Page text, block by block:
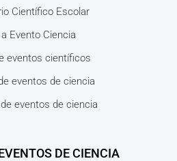
Científico Escolar
Evento Ciencia
eventos científicos
eventos de ciencia
eventos de ciencia
DE CIENCIA